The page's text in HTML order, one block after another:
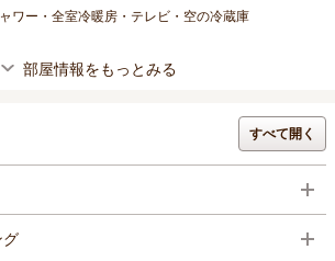
ワー・全室冷暖房・テレビ・空の冷蔵庫
部屋情報をもっとみる
すべて開く
グ